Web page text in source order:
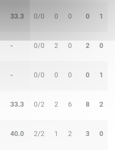
33.3 0/0 0 0 0 1
- 0/0 2 0 2 0
- 0/0 0 0 0 1
33.3 0/2 2 6 8 2
40.0 2/2 1 2 3 0